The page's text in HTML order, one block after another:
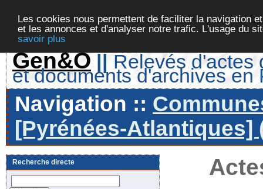
Les cookies nous permettent de faciliter la navigation
et les annonces et d'analyser notre trafic. L'usage du
savoir plus
Gen&O || Relevés d'actes
et documents d'archives en
Navigation ::
[Pyrénées-Atlantiques]
Recherche directe